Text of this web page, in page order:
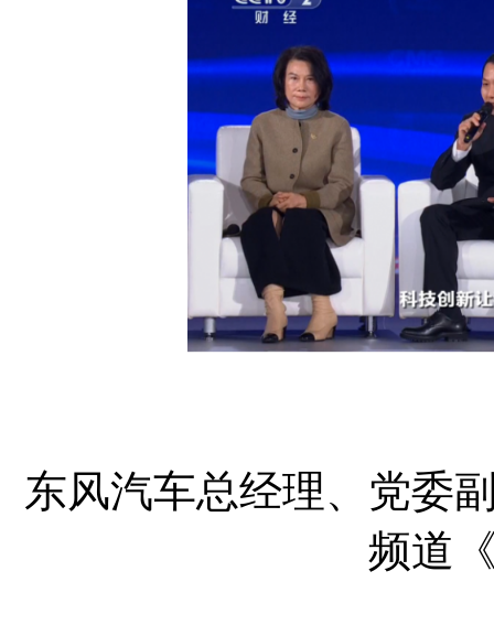
东风汽车总经理、党委
频道